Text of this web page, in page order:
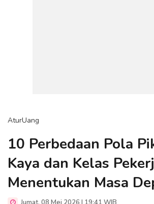
AturUang
10 Perbedaan Pola
Kaya dan Kelas
Menentukan Masa